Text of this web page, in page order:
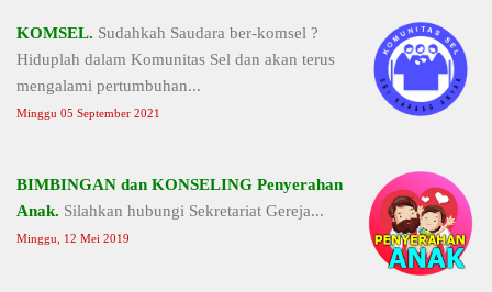
KOMSEL. Sudahkah Saudara ber-komsel ?
Hiduplah dalam Komunitas Sel dan akan terus
mengalami pertumbuhan...
Minggu 05 September 2021
BIMBINGAN dan KONSELING Penyerahan
Anak. Silahkan hubungi Sekretariat Gereja...
Minggu, 12 Mei 2019